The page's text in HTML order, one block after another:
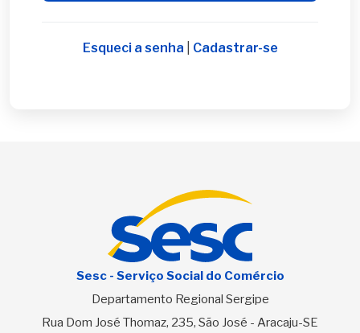
Esqueci a senha Cadastrar-se
Sesc - Serviço Social do Comércio
Departamento Regional Sergipe
Rua Dom José Thomaz, 235, São José - Aracaju-SE